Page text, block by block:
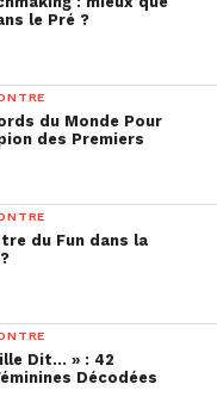
le Pré ?
du Monde Pour
des Premiers
du Fun dans la
Dit… » : 42
Décodées